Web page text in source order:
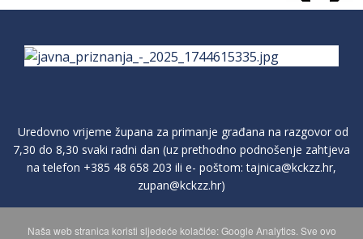
Uredovno vrijeme župana za primanje građana na razgovor od
7,30 do 8,30 svaki radni dan (uz prethodno podnošenje zahtjeva
na telefon +385 48 658 203 ili e- poštom:tajnica@kckzz.hr,
zupan@kckzz.hr)
POLITIKA ZAŠTITE PRIVATNOSTI OSOBNIH PODATAKA
Naša web stranica koristi sljedeće kolačiće: Google Analytics. Sve ovo